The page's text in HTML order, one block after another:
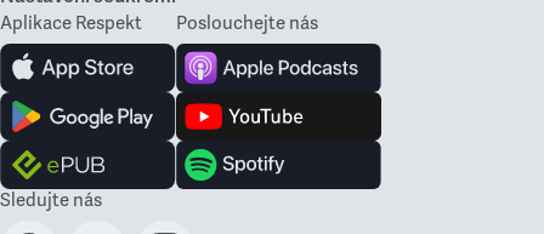
Aplikace Respekt Poslouchejte nás
Sledujte nás